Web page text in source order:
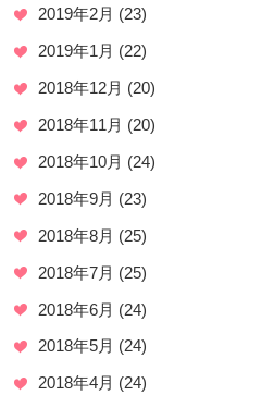
2019年2月 (23)
2019年1月 (22)
2018年12月 (20)
2018年11月 (20)
2018年10月 (24)
2018年9月 (23)
2018年8月 (25)
2018年7月 (25)
2018年6月 (24)
2018年5月 (24)
2018年4月 (24)